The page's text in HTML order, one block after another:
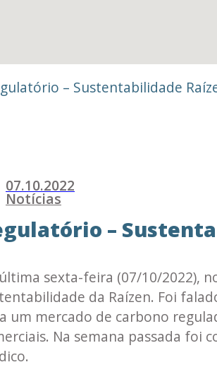
– Sustentabilidade
07.10.2022
Notícias
–
sexta-feira (07/10/2022),
da Raízen. Foi
um mercado de carbono
Na semana passada foi